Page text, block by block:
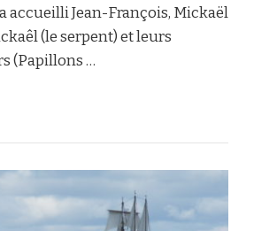
accueilli Jean-François, Mickaël
(le serpent) et leurs
(Papillons …